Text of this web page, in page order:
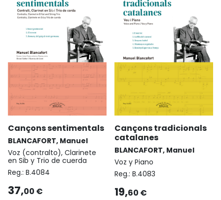
Cançons sentimentals
BLANCAFORT, Manuel
Voz (contralto), Clarinete
en Sib y Trio de cuerda
Reg.: B.4084
37,00 €
Cançons tradicionals
catalanes
BLANCAFORT, Manuel
Voz y Piano
Reg.: B.4083
19,60 €